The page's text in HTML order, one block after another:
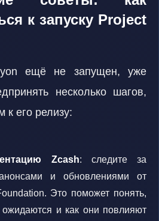
к запуску Project
ещё не запущен, уже
несколько шагов,
к его релизу:
Zcash: следите за
и обновлениями от
Это поможет понять,
ожидаются и как они повлияют